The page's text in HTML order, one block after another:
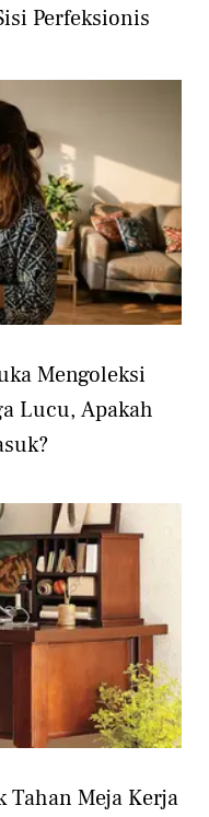
Perfeksionis
Mengoleksi
Lucu, Apakah
Tahan Meja Kerja